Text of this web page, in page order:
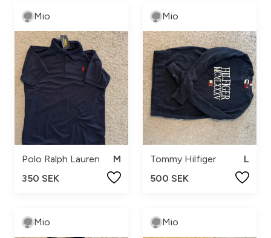
Mio
Polo Ralph Lauren
M
350 SEK
Mio
Tommy Hilfiger
L
500 SEK
Mio Mio